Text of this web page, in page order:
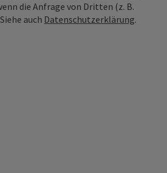
die Anfrage von Dritten (z. B.
auch Datenschutzerklärung.